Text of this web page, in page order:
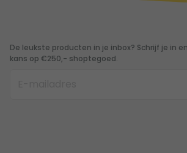
De leukste producten in je inbox? Schrijf je in
kans op €250,- shoptegoed.